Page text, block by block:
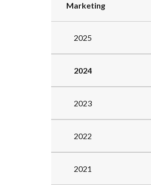
Marketing
2025
2024
2023
2022
2021